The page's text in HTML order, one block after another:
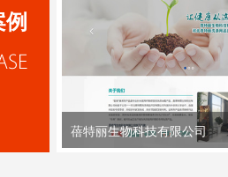
蓓特丽生物科技有限公司